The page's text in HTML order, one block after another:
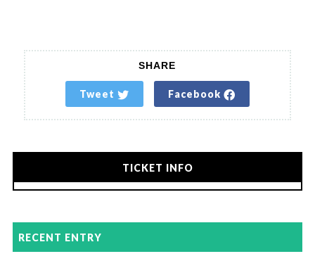
SHARE
Tweet Facebook
TICKET INFO
RECENT ENTRY